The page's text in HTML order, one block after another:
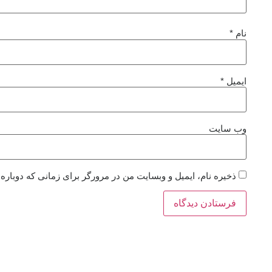
نام *
ایمیل *
وب‌ سایت
ذخیره نام، ایمیل و وبسایت من در مرورگر برای زمانی که